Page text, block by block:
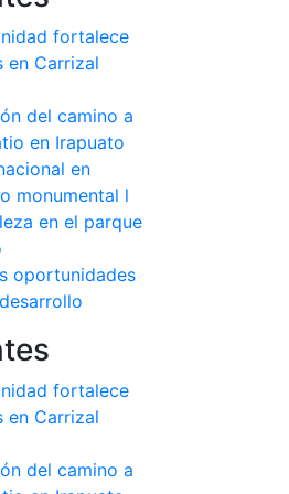
fortalece
en Carrizal
del camino a
en Irapuato
en
monumental l
en el parque
oportunidades
fortalece
en Carrizal
del camino a